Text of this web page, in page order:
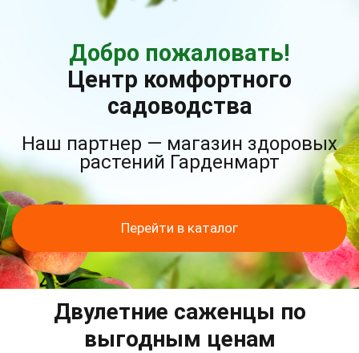
Добро пожаловать!
Центр комфортного
садоводства
Наш партнер — магазин здоровых
растений Гарденмарт
Перейти в каталог
Двулетние саженцы по
выгодным ценам